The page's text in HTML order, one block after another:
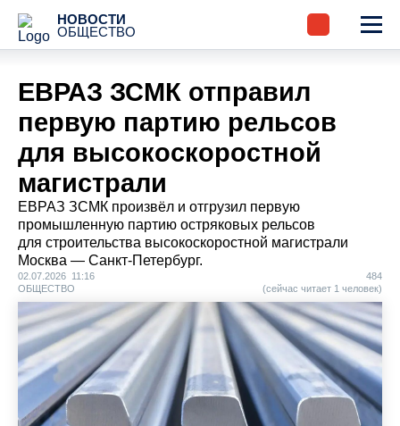
НОВОСТИ
ОБЩЕСТВО
ЕВРАЗ ЗСМК отправил
первую партию рельсов
для высокоскоростной
магистрали
ЕВРАЗ ЗСМК произвёл и отгрузил первую
промышленную партию остряковых рельсов
для строительства высокоскоростной магистрали
Москва — Санкт-Петербург.
02.07.2026 11:16
ОБЩЕСТВО
484
(сейчас читает 1 человек)